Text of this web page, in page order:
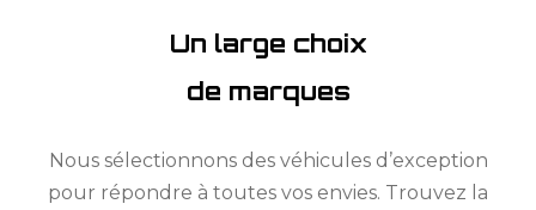
Un large choix
de marques
Nous sélectionnons des véhicules d’exception
pour répondre à toutes vos envies. Trouvez la